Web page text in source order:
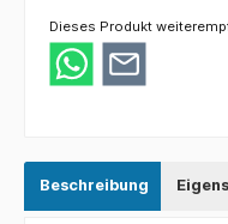
Dieses Produkt
Beschreibung